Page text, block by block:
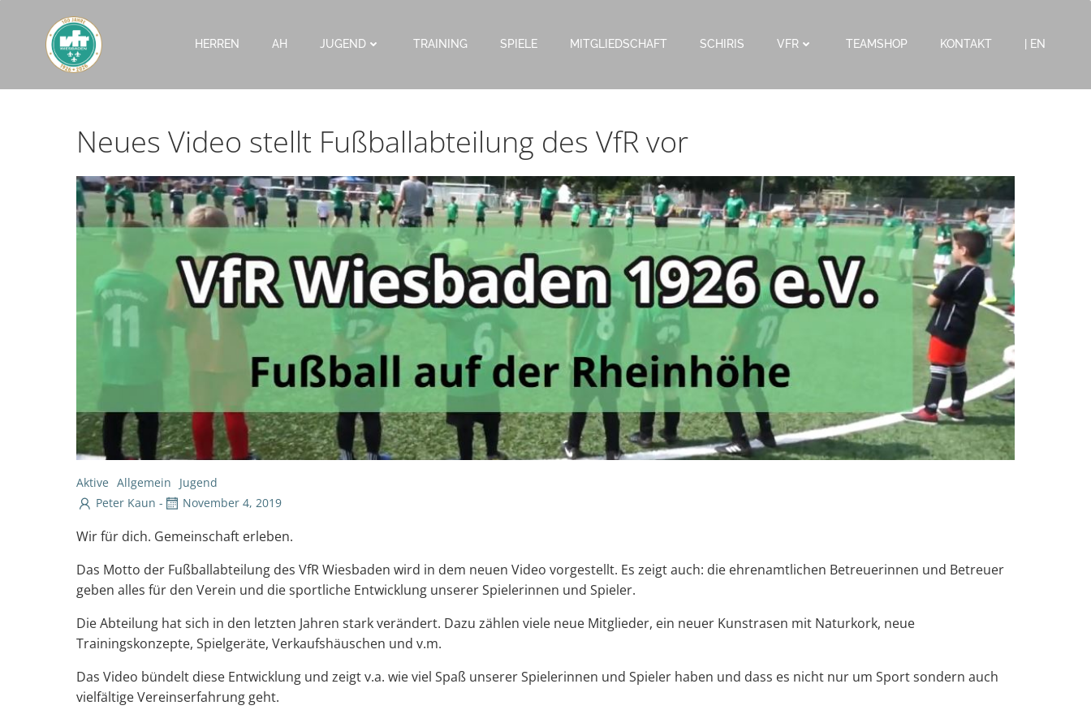
springen
HERREN AH JUGEND TRAINING SPIELE MITGLIEDSCHAFT SCHIRIS VFR TEAMSHOP KONTAKT | EN
Neues Video stellt Fußballabteilung des VfR vor
Aktive Allgemein
Jugend
Peter Kaun - November 4, 2019
Wir für dich. Gemeinschaft erleben.
Das Motto der Fußballabteilung des VfR Wiesbaden wird in dem neuen Video vorgestellt. Es zeigt auch: die ehrenamtlichen Betreuerinnen und Betreuer
geben alles für den Verein und die sportliche Entwicklung unserer Spielerinnen und Spieler.
Die Abteilung hat sich in den letzten Jahren stark verändert. Dazu zählen viele neue Mitglieder, ein neuer Kunstrasen mit Naturkork, neue
Trainingskonzepte, Spielgeräte, Verkaufshäuschen und v.m.
Das Video bündelt diese Entwicklung und zeigt v.a. wie viel Spaß unserer Spielerinnen und Spieler haben und dass es nicht nur um Sport sondern auch
vielfältige Vereinserfahrung geht.